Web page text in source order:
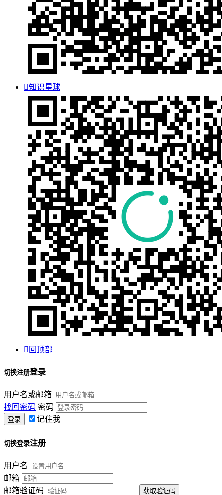
知识星球
 回顶部
切换注册登录
用户名或邮箱
找回密码 密码
记住我
切换登录注册
用户名
邮箱
邮箱验证码